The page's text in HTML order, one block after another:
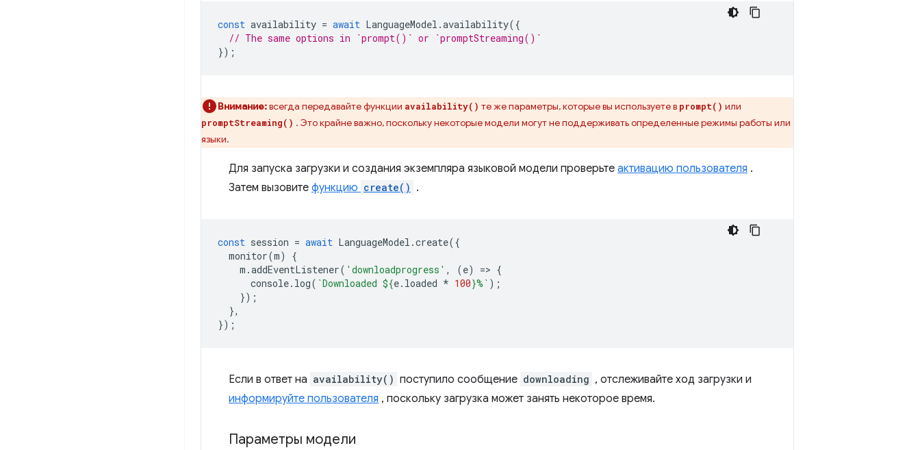
const availability = await LanguageModel .availability({
// The same options in `prompt()` or `promptStreaming()`
});
Внимание:всегда передавайте функции availability() те же параметры, которые вы используете в prompt() или
promptStreaming() . Это крайне важно, поскольку некоторые модели могут не поддерживать определенные режимы работы или
языки.
Для запуска загрузки и создания экземпляра языковой модели проверьте активацию пользователя .
Затем вызовите функцию create() .
const session = await LanguageModel .create({
monitor(m)
{
m .addEventListener( 'downloadprogress' , (e) => {
console. log( `Downloaded ${e. loaded * 100}%` );
});
},
});
Если в ответ на availability() поступило сообщение downloading , отслеживайте ход загрузки и
информируйте пользователя , поскольку загрузка может занять некоторое время.
Параметры модели